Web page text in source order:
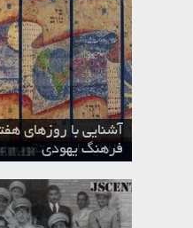
آشنایی با روزهای
فرهنگ یهودی
ماه نیسان در تقویم
تقویم عبری
ماه شواط در تقویم
ماه طوت در تقویم
ماه حشوان در تقویم
ماه تیشری در تقویم
ماه الول در تقویم